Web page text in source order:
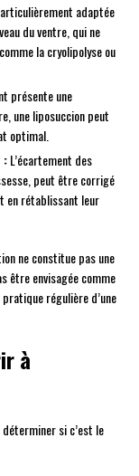
adaptée
du ventre, qui ne
la cryolipolyse ou
présente une
une liposuccion peut
optimal.
:L’écartement des
peut être corrigé
en rétablissant leur
ne constitue pas une
être envisagée comme
régulière d’une
à
si c’est le